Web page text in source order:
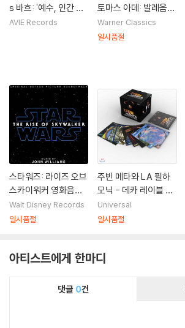
s 바흐: '예수, 인간 소
망의 기쁨', '양들은 한
AVIE Records
토마스 아데: 발레음악
`단테` (Thomas Ad
es: Dante)
Warner Classics
일시품절
스타워즈: 라이즈 오브
스카이워커 영화음악
(Star Wars: The Ris
e of Skywalker OS
Walt Disney Records
일시품절
주빈 메타와 LA 필하
모닉 - 데카 레이블 녹
음 전집 (Zubin Meht
a and the Los Ange
Universal
일시품절
아티스트에게 한마디
댓글 0건